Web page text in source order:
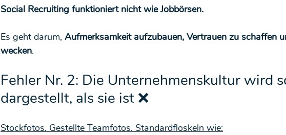
Social Recruiting funktioniert nicht wie Jobbörsen.
Es geht darum, Aufmerksamkeit aufzubauen, Vertrauen zu schaffen
wecken.
Fehler Nr. 2: Die Unternehmenskultur wird
dargestellt, als sie ist ❌
Stockfotos. Gestellte Teamfotos. Standardfloskeln wie: